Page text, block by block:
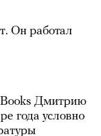
Он работал
Дмитрию
года условно